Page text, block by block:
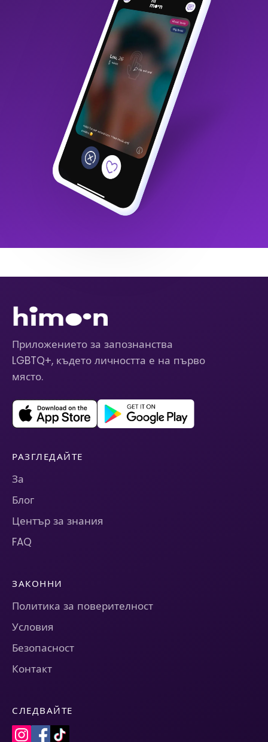
Приложението за запознанства
LGBTQ+, където личността е на първо
място.
РАЗГЛЕДАЙТЕ
За
Блог
Център за знания
FAQ
ЗАКОННИ
Политика за поверителност
Условия
Безопасност
Контакт
СЛЕДВАЙТЕ